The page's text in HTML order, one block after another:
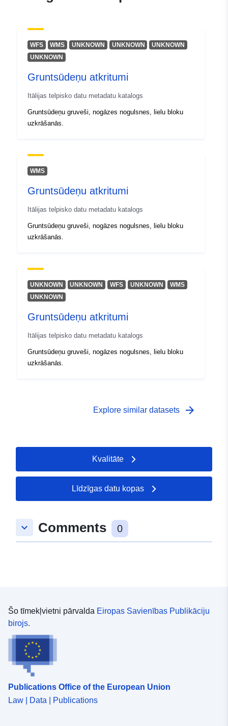
Ģeogrāfiskā
Koordinātes:
12.32, 46.66 ] ]
Identifikatori: r_friuve:m4004-cc-i9317
m4004-cc-i9317
WFS WMS UNKNOWN UNKNOWN
UNKNOWN
UNKNOWN
Gruntsūdeņu atkritumi
Itālijas telpisko datu metadatu katalogs
Gruntsūdeņu gruveši, nogāzes nogulsnes, lielu bloku
uzkrāšanās.
WMS
Gruntsūdeņu atkritumi
Itālijas telpisko datu metadatu katalogs
Gruntsūdeņu gruveši, nogāzes nogulsnes, lielu bloku
uzkrāšanās.
UNKNOWN UNKNOWN WFS UNKNOWN
WMS
UNKNOWN
Gruntsūdeņu atkritumi
Itālijas telpisko datu metadatu katalogs
Gruntsūdeņu gruveši, nogāzes nogulsnes, lielu bloku
uzkrāšanās.
Explore similar datasets arrow_forward
Kvalitāte
Līdzīgas datu kopas
keyboard_arrow_down Comments 0
Šo tīmekļvietni pārvalda Eiropas Savienības Publikāciju
birojs.
Publications Office of the European Union
Law | Data | Publications